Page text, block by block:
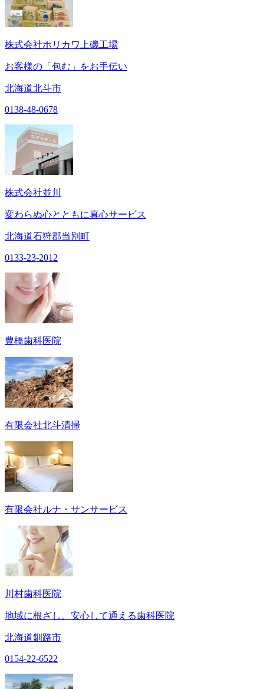
株式会社ホリカワ上磯工場
お客様の「包む」をお手伝い
北海道北斗市
0138-48-0678
株式会社並川
変わらぬ心とともに真心サービス
北海道石狩郡当別町
0133-23-2012
豊橋歯科医院
有限会社北斗清掃
有限会社ルナ・サンサービス
川村歯科医院
地域に根ざし、安心して通える歯科医院
北海道釧路市
0154-22-6522